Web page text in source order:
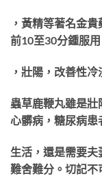
，黃精等著名金
前10至30分鍾服
，壯陽，改善性
蟲草鹿鞭丸雖是壯
心髒病，糖尿病患
生活，還是需要
難舍難分。切記不